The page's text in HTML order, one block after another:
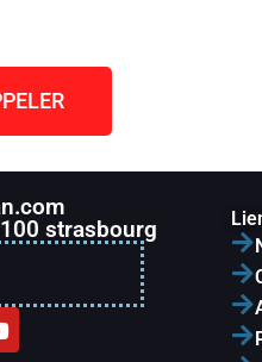
strasbourg